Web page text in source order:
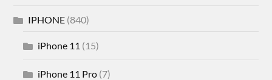
IPHONE (840)
iPhone 11 (15)
iPhone 11 Pro (7)